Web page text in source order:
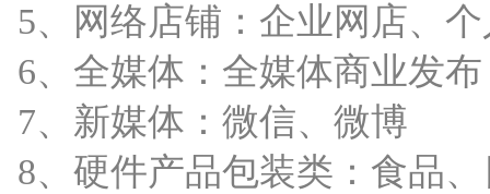
5、网络店铺：企业网店、
6、全媒体：全媒体商业发布
7、新媒体：微信、微博
8、硬件产品包装类：食品